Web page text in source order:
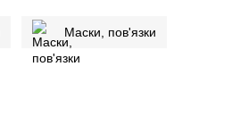
Маски, пов'язки